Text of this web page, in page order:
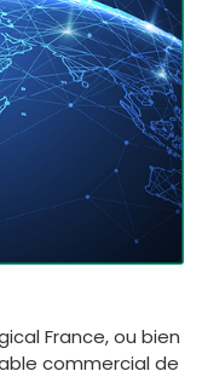
France, ou bien
commercial de